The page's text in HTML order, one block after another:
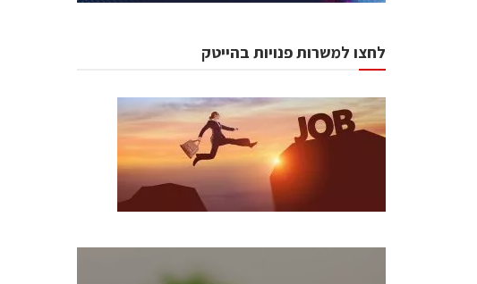
לחצו למשרות פנויות בהייטק